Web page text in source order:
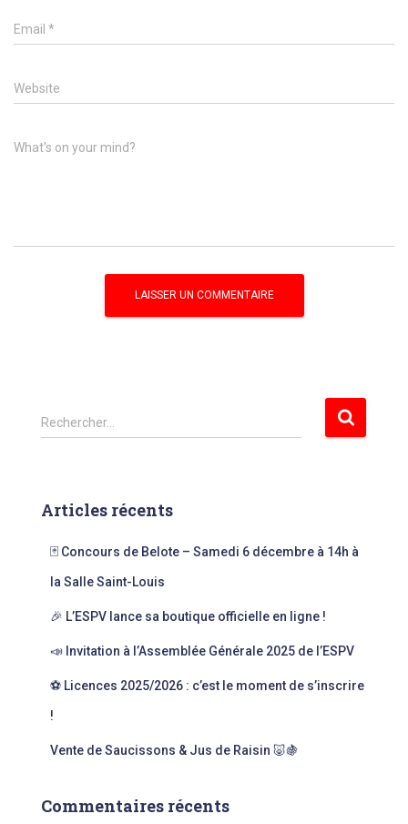
Email *
Website
What's on your mind?
R
e
r
Rechercher…
Articles récents
🃏 Concours de Belote – Samedi 6 décembre à 14h à
la Salle Saint-Louis
🎉 L’ESPV lance sa boutique officielle en ligne !
📣 Invitation à l’Assemblée Générale 2025 de l’ESPV
⚽ Licences 2025/2026 : c’est le moment de s’inscrire
!
Vente de Saucissons & Jus de Raisin 🐷🍇
Commentaires récents